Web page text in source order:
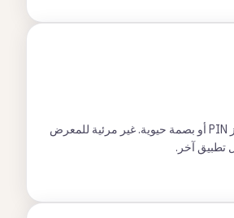
اقفل الملفات برمز PIN أو بصمة حيوية. غير مرئية للمعرض
تطبيق آخر.